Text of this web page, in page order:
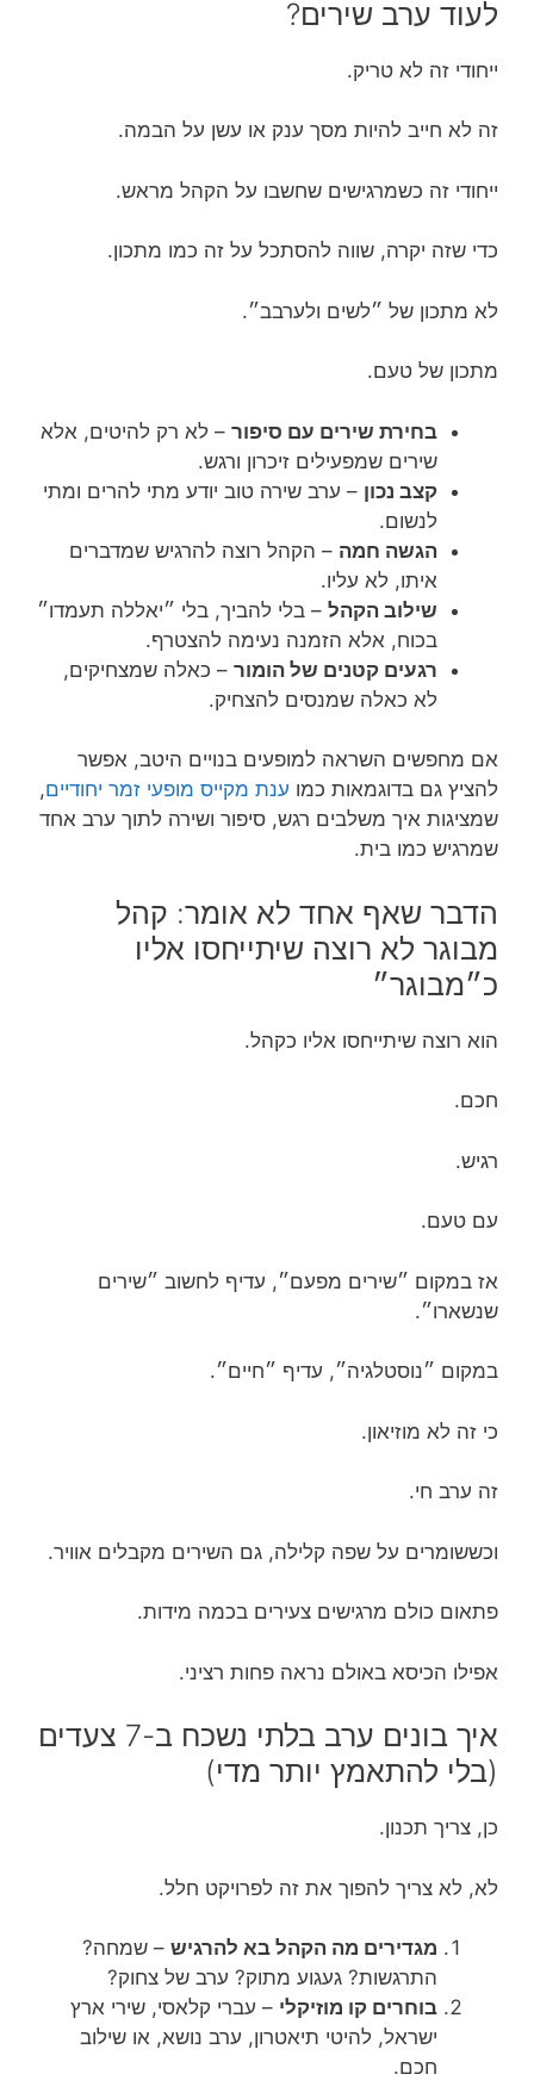
לעוד ערב שירים?
ייחודי זה לא טריק.
זה לא חייב להיות מסך ענק או עשן על הבמה.
ייחודי זה כשמרגישים שחשבו על הקהל מראש.
כדי שזה יקרה, שווה להסתכל על זה כמו מתכון.
לא מתכון של ״לשים ולערבב״.
מתכון של טעם.
בחירת שירים עם סיפור – לא רק להיטים, אלא
שירים שמפעילים זיכרון ורגש.
קצב נכון – ערב שירה טוב יודע מתי להרים ומתי
לנשום.
הגשה חמה – הקהל רוצה להרגיש שמדברים
איתו, לא עליו.
שילוב הקהל – בלי להביך, בלי ״יאללה תעמדו״
בכוח, אלא הזמנה נעימה להצטרף.
רגעים קטנים של הומור – כאלה שמצחיקים,
לא כאלה שמנסים להצחיק.
אם מחפשים השראה למופעים בנויים היטב, אפשר
להציץ גם בדוגמאות כמו ענת מקייס מופעי זמר יחודיים,
שמציגות איך משלבים רגש, סיפור ושירה לתוך ערב אחד
שמרגיש כמו בית.
הדבר שאף אחד לא אומר: קהל
מבוגר לא רוצה שיתייחסו אליו
כ״מבוגר״
הוא רוצה שיתייחסו אליו כקהל.
חכם.
רגיש.
עם טעם.
אז במקום ״שירים מפעם״, עדיף לחשוב ״שירים
שנשארו״.
במקום ״נוסטלגיה״, עדיף ״חיים״.
כי זה לא מוזיאון.
זה ערב חי.
וכששומרים על שפה קלילה, גם השירים מקבלים אוויר.
פתאום כולם מרגישים צעירים בכמה מידות.
אפילו הכיסא באולם נראה פחות רציני.
איך בונים ערב בלתי נשכח ב-7 צעדים
(בלי להתאמץ יותר מדי)
כן, צריך תכנון.
לא, לא צריך להפוך את זה לפרויקט חלל.
מגדירים מה הקהל בא להרגיש – שמחה?
התרגשות? געגוע מתוק? ערב של צחוק?
בוחרים קו מוזיקלי – עברי קלאסי, שירי ארץ
ישראל, להיטי תיאטרון, ערב נושא, או שילוב
חכם.